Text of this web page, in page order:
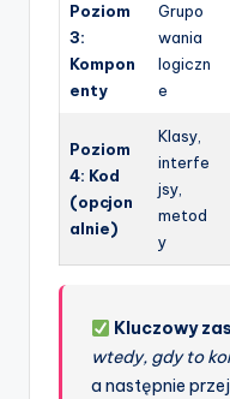
Poziom
3:
Kompon
enty
Grupo
wania
logiczn
e
Poziom
4: Kod
(opcjon
alnie)
Klasy,
interfe
jsy,
metod
y
Kluczowy
wtedy, gdy to
a następnie